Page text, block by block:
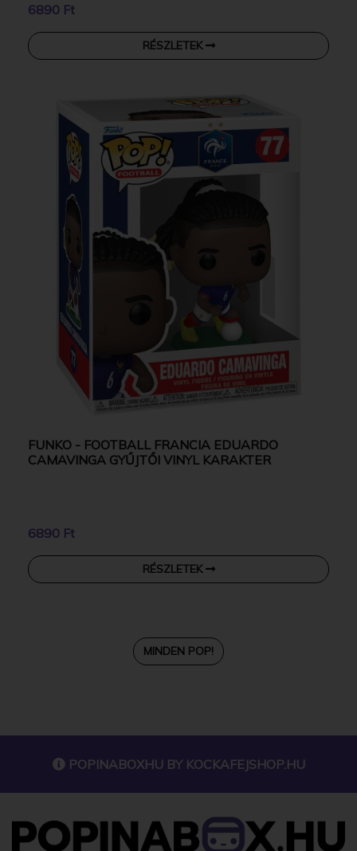
6890 Ft
RÉSZLETEK
FUNKO - FOOTBALL FRANCIA EDUARDO
CAMAVINGA GYŰJTŐI VINYL KARAKTER
6890 Ft
RÉSZLETEK
MINDEN POP!
POPINABOXHU BY KOCKAFEJSHOP.HU